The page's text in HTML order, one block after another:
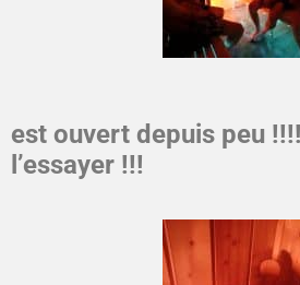
Le
est ouvert depuis peu
l’essayer !!!